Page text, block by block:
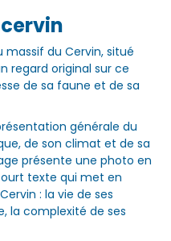
du Cervin, situé
regard original sur ce
de sa faune et de sa
générale du
de son climat et de sa
présente une photo en
texte qui met en
: la vie de ses
la complexité de ses